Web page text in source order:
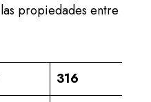
propiedades entre
316